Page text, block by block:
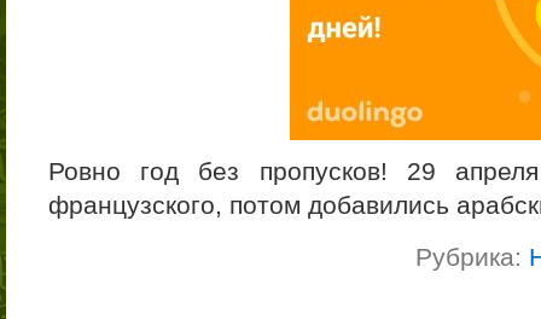
Ровно год без пропусков! 29
французского, потом добавились
Рубрика: